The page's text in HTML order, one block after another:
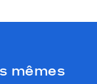
mêmes